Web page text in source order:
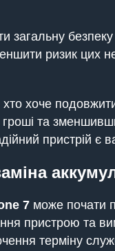
загальну безпеку
ризик цих
хоче
та
пристрій є
7 може почати
пристрою та
терміну